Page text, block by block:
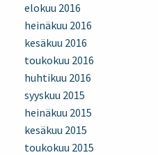
elokuu 2016
heinäkuu 2016
kesäkuu 2016
toukokuu 2016
huhtikuu 2016
syyskuu 2015
heinäkuu 2015
kesäkuu 2015
toukokuu 2015